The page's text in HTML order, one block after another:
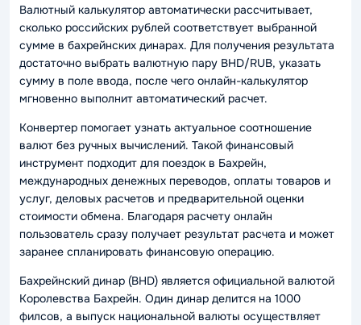
Валютный калькулятор автоматически рассчитывает,
сколько российских рублей соответствует выбранной
сумме в бахрейнских динарах. Для получения результата
достаточно выбрать валютную пару BHD/RUB, указать
сумму в поле ввода, после чего онлайн-калькулятор
мгновенно выполнит автоматический расчет.
Конвертер помогает узнать актуальное соотношение
валют без ручных вычислений. Такой финансовый
инструмент подходит для поездок в Бахрейн,
международных денежных переводов, оплаты товаров и
услуг, деловых расчетов и предварительной оценки
стоимости обмена. Благодаря расчету онлайн
пользователь сразу получает результат расчета и может
заранее спланировать финансовую операцию.
Бахрейнский динар (BHD) является официальной валютой
Королевства Бахрейн. Один динар делится на 1000
филсов, а выпуск национальной валюты осуществляет